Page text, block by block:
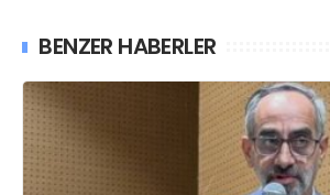
BENZER HABERLER